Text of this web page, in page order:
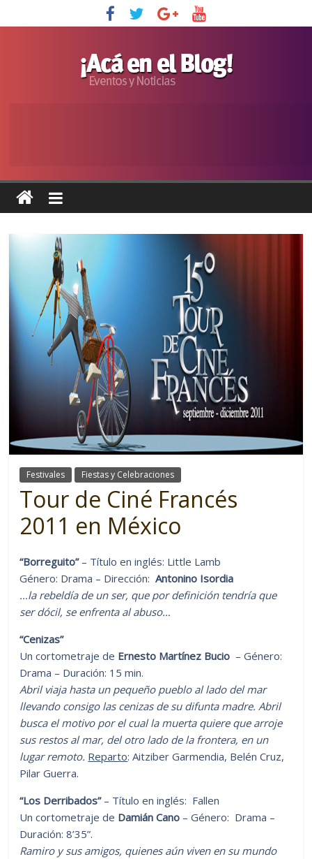
Festivales Fiestas y Celebraciones
Tour de Ciné Francés
2011 en México
“Borreguito”– Título en inglés: Little Lamb
Género: Drama – Dirección:Antonino Isordia
…la rebeldía de un ser, que por definición tendría que
ser dócil, se enfrenta al abuso…
“Cenizas”
Un cortometraje de Ernesto Martínez Bucio – Género:
Drama – Duración: 15 min.
Abril viaja hasta un pequeño pueblo al lado del mar
llevando consigo las cenizas de su difunta madre. Abril
busca el motivo por el cual la muerta quiere que arroje
sus restos al mar, del otro lado de la frontera, en un
lugar remoto. Reparto: Aitziber Garmendia, Belén Cruz,
Pilar Guerra.
“Los Derribados”– Título en inglés: Fallen
Un cortometraje de Damián Cano – Género: Drama –
Duración: 8’35”.
Ramiro y sus amigos, quienes aún viven en su mundo